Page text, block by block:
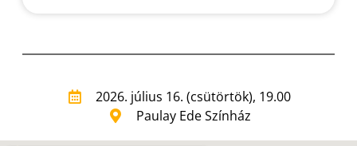
2026. július 16. (csütörtök), 19.00
Paulay Ede Színház